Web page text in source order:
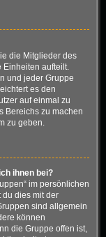
die Mitglieder des
aufteilt.
und jeder Gruppe
es den
auf einmal zu
Bereichs zu machen
zu geben.
ihnen bei?
im persönlichen
du dies mit der
sind allgemein
können
die Gruppe offen ist,